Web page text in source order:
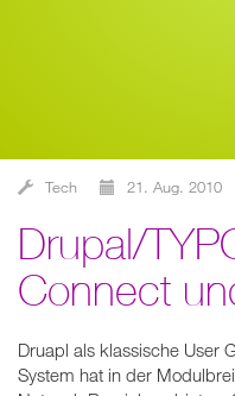
Tech 21. Aug. 2010
Drupal/TYPO3: Facebook
Connect
Druapl als klassische User
System hat in der